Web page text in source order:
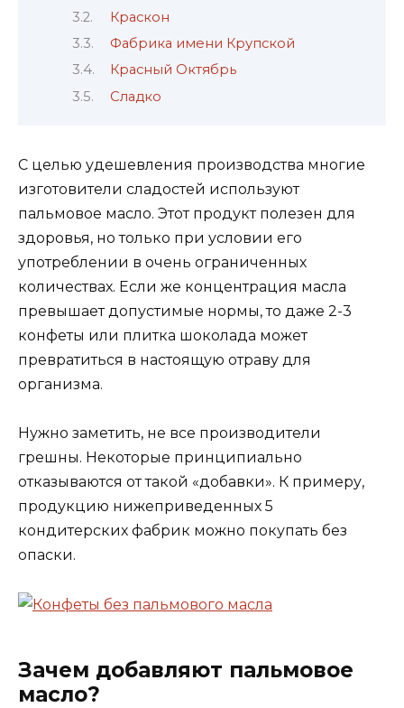
Краскон
Фабрика имени Крупской
Красный Октябрь
Сладко
С целью удешевления производства многие
изготовители сладостей используют
пальмовое масло. Этот продукт полезен для
здоровья, но только при условии его
употреблении в очень ограниченных
количествах. Если же концентрация масла
превышает допустимые нормы, то даже 2-3
конфеты или плитка шоколада может
превратиться в настоящую отраву для
организма.
Нужно заметить, не все производители
грешны. Некоторые принципиально
отказываются от такой «добавки». К примеру,
продукцию нижеприведенных 5
кондитерских фабрик можно покупать без
опаски.
Зачем добавляют пальмовое
масло?